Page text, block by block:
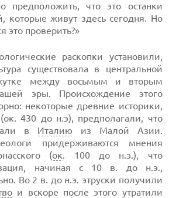
предположить, что это останки
которые живут здесь сегодня. Но
это проверить?»
раскопки установили,
существовала в центральной
между восьмым и вторым
эры. Происхождение этого
некоторые древние историки,
430 до н.э), предполагали, что
в Италию из Малой Азии.
придерживаются мнения
(ок. 100 до н.э.), что
начиная с 10 в. до н.э.,
Во 2 в. до н.э. этруски получили
и вскоре после этого утратили